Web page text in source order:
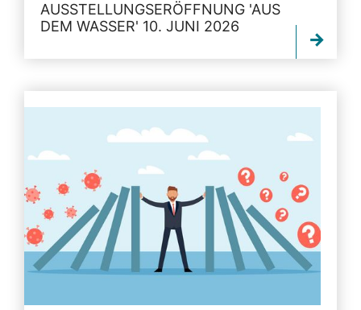
AUSSTELLUNGSERÖFFNUNG 'AUS
DEM WASSER' 10. JUNI 2026